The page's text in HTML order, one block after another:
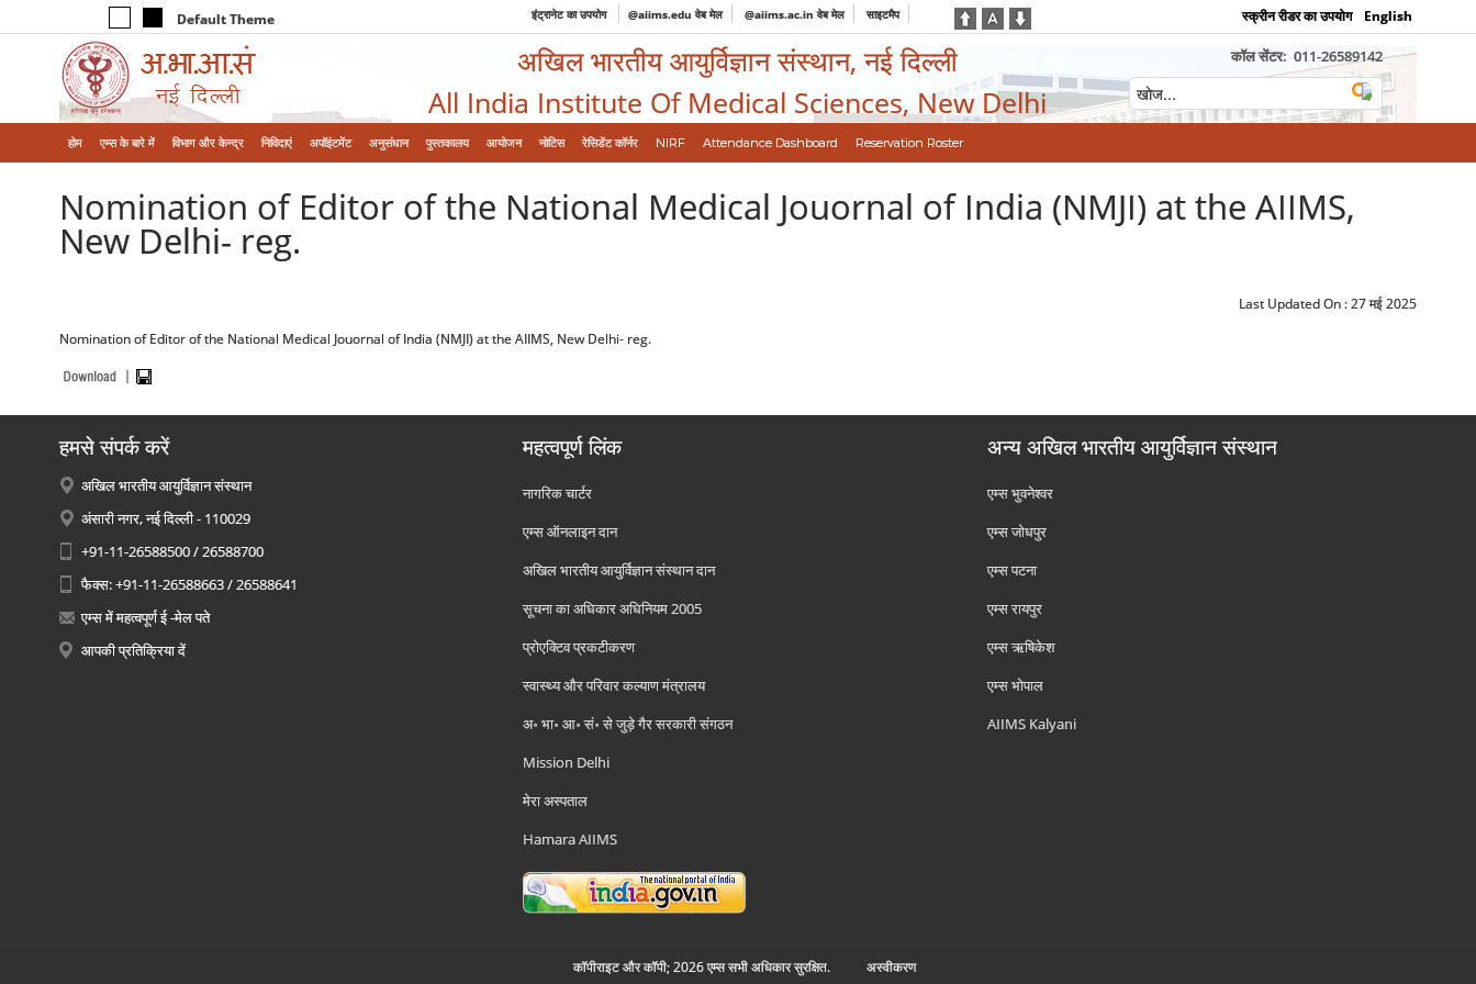
Default Theme इंट्रानेट का उपयोग @aiims.edu वेब मेल @aiims.ac.in वेब मेल साइटमैप स्क्रीन रीडर का उपयोग English
अखिल भारतीय आयुर्विज्ञान संस्थान, नई दिल्ली
All India Institute Of Medical Sciences, New Delhi
कॉल सेंटर: 011-26589142
होम एम्‍स के बारे में विभाग और केन्‍द्र निविदाएं अपॉइंटमेंट अनुसंधान पुस्तकालय आयोजन नोटिस रेसिडेंट कॉर्नर NIRF Attendance Dashboard Reservation Roster
Nomination of Editor of the National Medical Jouornal of India (NMJI) at the AIIMS,
New Delhi- reg.
Last Updated On :27 मई 2025
Nomination of Editor of the National Medical Jouornal of India (NMJI) at the AIIMS, New Delhi- reg.
हमसे संपर्क करें
अखिल भारतीय आयुर्विज्ञान संस्थान
अंसारी नगर, नई दिल्ली - 110029
+91-11-26588500 / 26588700
फैक्स: +91-11-26588663 / 26588641
एम्स में महत्वपूर्ण ई -मेल पते
आपकी प्रतिक्रिया दें
महत्वपूर्ण लिंक
नागरिक चार्टर
एम्स ऑनलाइन दान
अखिल भारतीय आयुर्विज्ञान संस्थान दान
सूचना का अधिकार अधिनियम 2005
प्रोएक्टिव प्रकटीकरण
स्वास्थ्य और परिवार कल्याण मंत्रालय
अ॰ भा॰ आ॰ सं॰ से जुड़े गैर सरकारी संगठन
Mission Delhi
मेरा अस्पताल
Hamara AIIMS
अन्य अखिल भारतीय आयुर्विज्ञान संस्थान
एम्‍स भुवनेश्वर
एम्‍स जोधपुर
एम्‍स पटना
एम्‍स रायपुर
एम्‍स ऋषिकेश
एम्‍स भोपाल
AIIMS Kalyani
कॉपीराइट और कॉपी; 2026 एम्स सभी अधिकार सुरक्षित. अस्‍वीकरण